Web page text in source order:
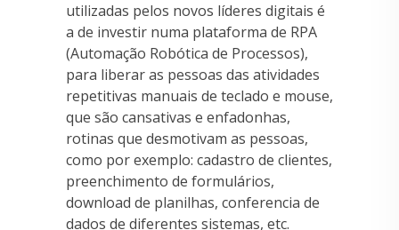
utilizadas pelos novos líderes digitais é
a de investir numa plataforma de RPA
(Automação Robótica de Processos),
para liberar as pessoas das atividades
repetitivas manuais de teclado e mouse,
que são cansativas e enfadonhas,
rotinas que desmotivam as pessoas,
como por exemplo: cadastro de clientes,
preenchimento de formulários,
download de planilhas, conferencia de
dados de diferentes sistemas, etc.